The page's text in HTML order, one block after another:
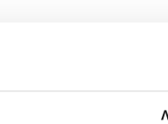
και
του
ευθύνης στο